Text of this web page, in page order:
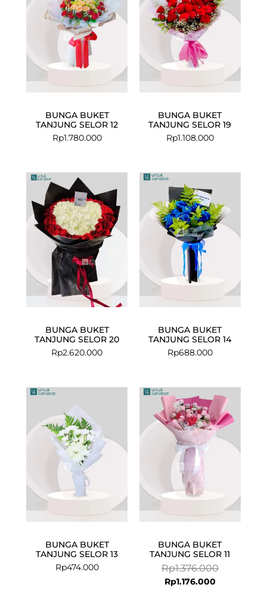
BUNGA BUKET
TANJUNG SELOR 12
Rp1.780.000
BUNGA BUKET
TANJUNG SELOR 19
Rp1.108.000
BUNGA BUKET
TANJUNG SELOR 20
Rp2.620.000
BUNGA BUKET
TANJUNG SELOR 14
Rp688.000
BUNGA BUKET
TANJUNG SELOR 13
Rp474.000
BUNGA BUKET
TANJUNG SELOR 11
Rp1.376.000
Original
price
was:
Rp1.176.000
Current
price
is:
Rp1.176.000.